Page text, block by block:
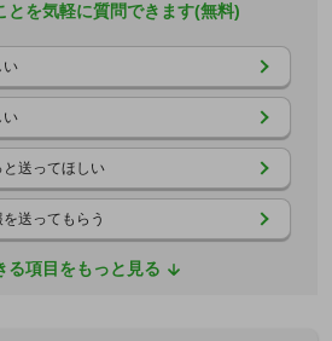
とを気軽に質問できます(無料)
い
い
送ってほしい
送ってもらう
る項目をもっと見る